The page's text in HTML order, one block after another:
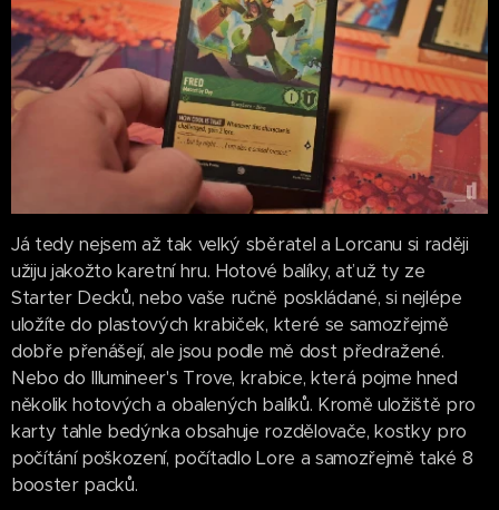
Já tedy nejsem až tak velký sběratel a Lorcanu si raději
užiju jakožto karetní hru. Hotové balíky, ať už ty ze
Starter Decků, nebo vaše ručně poskládané, si nejlépe
uložíte do plastových krabiček, které se samozřejmě
dobře přenášejí, ale jsou podle mě dost předražené.
Nebo do Illumineer's Trove, krabice, která pojme hned
několik hotových a obalených balíků. Kromě uložiště pro
karty tahle bedýnka obsahuje rozdělovače, kostky pro
počítání poškození, počítadlo Lore a samozřejmě také 8
booster packů.